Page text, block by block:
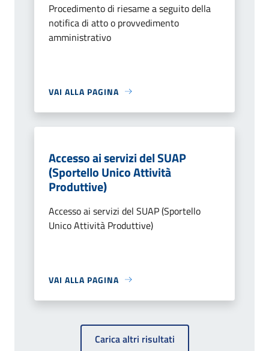
Procedimento di riesame a seguito della
notifica di atto o provvedimento
amministrativo
VAI ALLA PAGINA
Accesso ai servizi del SUAP
(Sportello Unico Attività
Produttive)
Accesso ai servizi del SUAP (Sportello
Unico Attività Produttive)
VAI ALLA PAGINA
Carica altri risultati